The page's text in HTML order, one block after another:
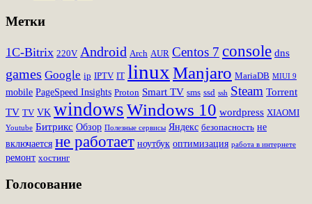
Метки
1C-Bitrix 220V Android Arch AUR Centos 7 console dns
games Google ip IPTV IT linuxManjaro MariaDB MIUI 9
mobile PageSpeed Insights Proton Smart TV sms ssd ssh Steam Torrent
TV TV VK windowsWindows 10 wordpress XIAOMI
Youtube Битрикс Обзор Полезные сервисы Яндекс безопасность не
включается не работает ноутбук оптимизация работа в интернете
ремонт хостинг
Голосование